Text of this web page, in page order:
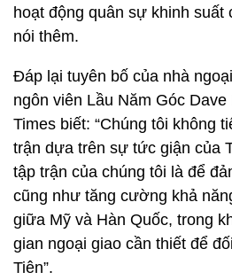
hoạt động quân sự khinh suất
nói thêm.
Đáp lại tuyên bố của nhà
ngôn viên Lầu Năm Góc
Times biết: “Chúng tôi không
trận dựa trên sự tức giận của
tập trận của chúng tôi là để
cũng như tăng cường khả
giữa Mỹ và Hàn Quốc, trong
gian ngoại giao cần thiết để
Tiên”.